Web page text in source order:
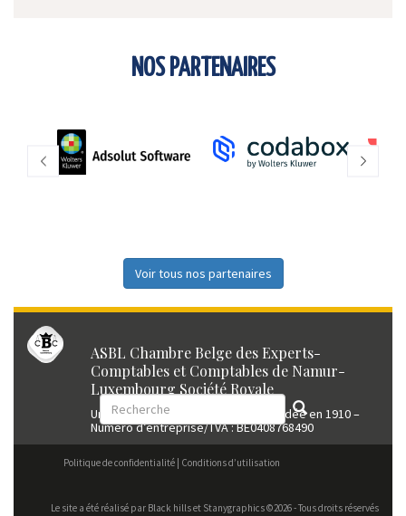
NOS PARTENAIRES
Voir tous nos partenaires
ASBL Chambre Belge des Experts-
Comptables et Comptables de Namur-
Luxembourg Société Royale
Union professionnelle reconnue fondée en 1910 –
Numéro d’entreprise/TVA : BE0408768490
Politique de confidentialité Conditions d’utilisation
Le site a été réalisé par Black hillset Stanygraphics ©2026 - Tous droits réservés